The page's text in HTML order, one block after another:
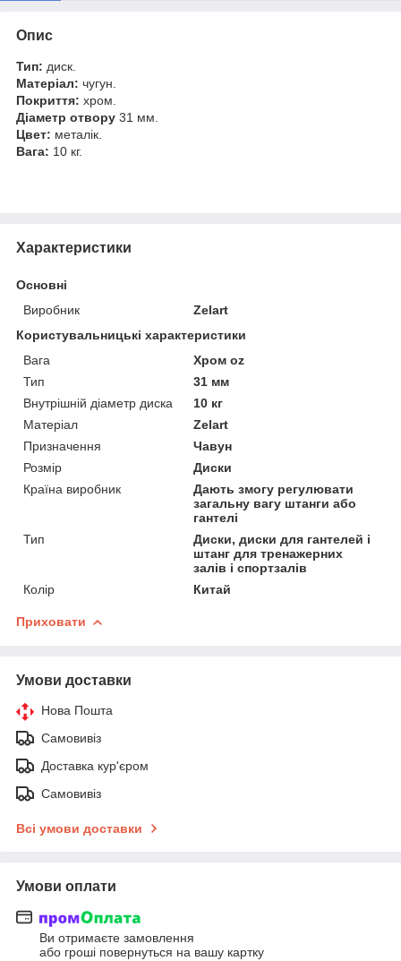
Опис
Тип: диск.
Матеріал: чугун.
Покриття: хром.
Діаметр отвору 31 мм.
Цвет: металік.
Вага: 10 кг.
Характеристики
Основні
Виробник
Zelart
Користувальницькі характеристики
Вага
Хром oz
Тип
31 мм
Внутрішній діаметр диска
10 кг
Матеріал
Zelart
Призначення
Чавун
Розмір
Диски
Країна виробник
Дають змогу регулювати
загальну вагу штанги або
гантелі
Тип
Диски, диски для гантелей і
штанг для тренажерних
залів і спортзалів
Колір
Китай
Приховати
Умови доставки
Нова Пошта
Самовивіз
Доставка кур'єром
Самовивіз
Всі умови доставки
Умови оплати
Ви отримаєте замовлення
або гроші повернуться на вашу картку